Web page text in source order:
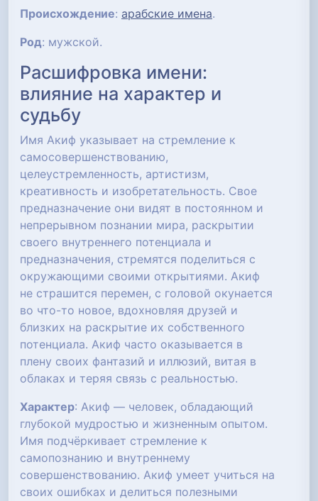
Происхождение: арабские имена.
Род: мужской.
Расшифровка имени:
влияние на характер и
судьбу
Имя Акиф указывает на стремление к
самосовершенствованию,
целеустремленность, артистизм,
креативность и изобретательность. Свое
предназначение они видят в постоянном и
непрерывном познании мира, раскрытии
своего внутреннего потенциала и
предназначения, стремятся поделиться с
окружающими своими открытиями. Акиф
не страшится перемен, с головой окунается
во что-то новое, вдохновляя друзей и
близких на раскрытие их собственного
потенциала. Акиф часто оказывается в
плену своих фантазий и иллюзий, витая в
облаках и теряя связь с реальностью.
Характер: Акиф — человек, обладающий
глубокой мудростью и жизненным опытом.
Имя подчёркивает стремление к
самопознанию и внутреннему
совершенствованию. Акиф умеет учиться на
своих ошибках и делиться полезными